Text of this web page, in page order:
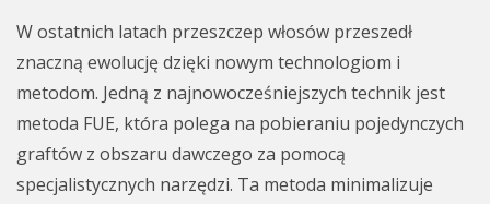
W ostatnich latach przeszczep włosów przeszedł
znaczną ewolucję dzięki nowym technologiom i
metodom. Jedną z najnowocześniejszych technik jest
metoda FUE, która polega na pobieraniu pojedynczych
graftów z obszaru dawczego za pomocą
specjalistycznych narzędzi. Ta metoda minimalizuje